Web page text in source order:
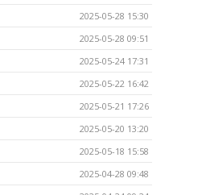
2025-05-28 15:30
2025-05-28 09:51
2025-05-24 17:31
2025-05-22 16:42
2025-05-21 17:26
2025-05-20 13:20
2025-05-18 15:58
2025-04-28 09:48